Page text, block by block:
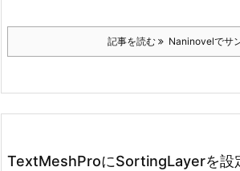
記事を読む Naninovelでサ
TextMeshProにSortingLayerを設